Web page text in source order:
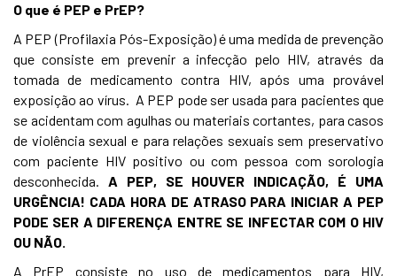
O que é PEP e PrEP?
A PEP (Profilaxia Pós-Exposição) é uma medida de prevenção
que consiste em prevenir a infecção pelo HIV, através da
tomada de medicamento contra HIV, após uma provável
exposição ao vírus. A PEP pode ser usada para pacientes que
se acidentam com agulhas ou materiais cortantes, para casos
de violência sexual e para relações sexuais sem preservativo
com paciente HIV positivo ou com pessoa com sorologia
desconhecida. A PEP, SE HOUVER INDICAÇÃO, É UMA
URGÊNCIA! CADA HORA DE ATRASO PARA INICIAR A PEP
PODE SER A DIFERENÇA ENTRE SE INFECTAR COM O HIV
OU NÃO.
A PrEP consiste no uso de medicamentos para HIV,